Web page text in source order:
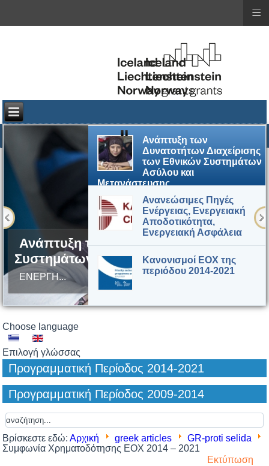
Ανάπτυξη των Δυνατοτήτων
Συστημάτων Ασύλου και
ΕΝΕΡΓΗ...
Ανάπτυξη των
Δυνατοτήτων Διαχείρισης
των Εθνικών Συστημάτων
Ασύλου και
Μετανάστευσης
Ανανεώσιμες Πηγές
Ενέργειας, Ενεργειακή
Αποδοτικότητα,
Ενεργειακή Ασφάλεια
Κανονισμοί ΕΟΧ της
περιόδου 2014-2021
Choose language
Επιλογή γλώσσας
Προγραμματική Περίοδος 2014-2021
Προγραμματική Περίοδος 2009-2014
Βρίσκεστε εδώ: Αρχική greek articles
GR-proti selida
Συμφωνία Χρηματοδότησης ΕΟΧ 2014 – 2021
Εκτύπωση
≡
≡